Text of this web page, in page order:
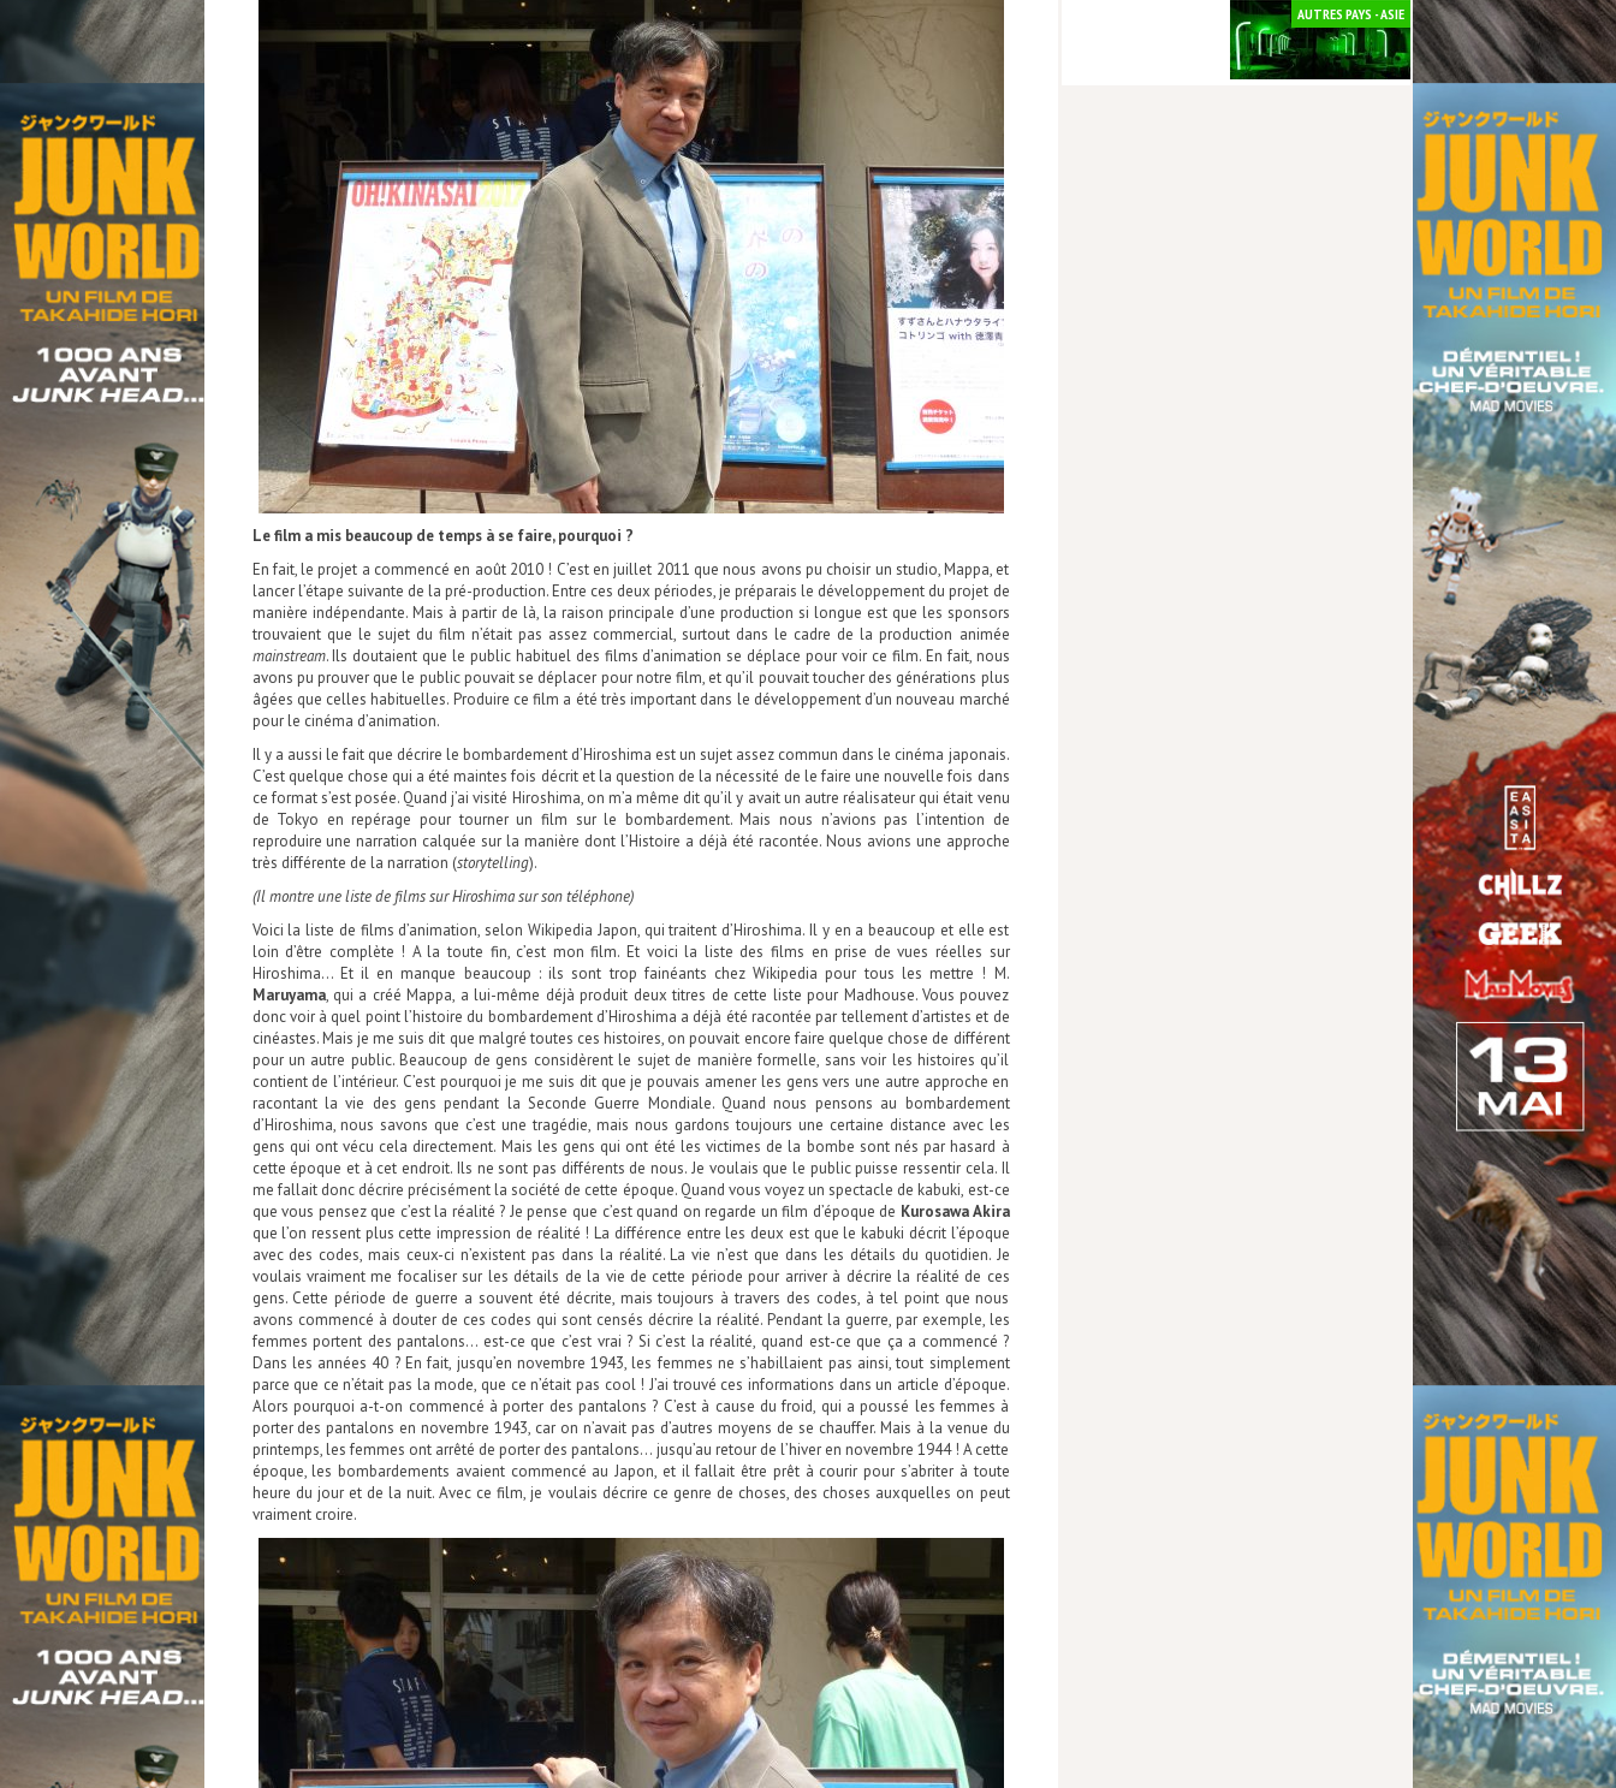
Le film a mis beaucoup de temps à se faire, pourquoi ?
En fait, le projet a commencé en août 2010 ! C’est en juillet 2011 que nous avons pu choisir un studio, Mappa, et
lancer l’étape suivante de la pré-production. Entre ces deux périodes, je préparais le développement du projet de
manière indépendante. Mais à partir de là, la raison principale d’une production si longue est que les sponsors
trouvaient que le sujet du film n’était pas assez commercial, surtout dans le cadre de la production animée
mainstream. Ils doutaient que le public habituel des films d’animation se déplace pour voir ce film. En fait, nous
avons pu prouver que le public pouvait se déplacer pour notre film, et qu’il pouvait toucher des générations plus
âgées que celles habituelles. Produire ce film a été très important dans le développement d’un nouveau marché
pour le cinéma d’animation.
Il y a aussi le fait que décrire le bombardement d’Hiroshima est un sujet assez commun dans le cinéma japonais.
C’est quelque chose qui a été maintes fois décrit et la question de la nécessité de le faire une nouvelle fois dans
ce format s’est posée. Quand j’ai visité Hiroshima, on m’a même dit qu’il y avait un autre réalisateur qui était venu
de Tokyo en repérage pour tourner un film sur le bombardement. Mais nous n’avions pas l’intention de
reproduire une narration calquée sur la manière dont l’Histoire a déjà été racontée. Nous avions une approche
très différente de la narration (storytelling).
(Il montre une liste de films sur Hiroshima sur son téléphone)
Voici la liste de films d’animation, selon Wikipedia Japon, qui traitent d’Hiroshima. Il y en a beaucoup et elle est
loin d’être complète ! A la toute fin, c’est mon film. Et voici la liste des films en prise de vues réelles sur
Hiroshima… Et il en manque beaucoup : ils sont trop fainéants chez Wikipedia pour tous les mettre ! M.
Maruyama, qui a créé Mappa, a lui-même déjà produit deux titres de cette liste pour Madhouse. Vous pouvez
donc voir à quel point l’histoire du bombardement d’Hiroshima a déjà été racontée par tellement d’artistes et de
cinéastes. Mais je me suis dit que malgré toutes ces histoires, on pouvait encore faire quelque chose de différent
pour un autre public. Beaucoup de gens considèrent le sujet de manière formelle, sans voir les histoires qu’il
contient de l’intérieur. C’est pourquoi je me suis dit que je pouvais amener les gens vers une autre approche en
racontant la vie des gens pendant la Seconde Guerre Mondiale. Quand nous pensons au bombardement
d’Hiroshima, nous savons que c’est une tragédie, mais nous gardons toujours une certaine distance avec les
gens qui ont vécu cela directement. Mais les gens qui ont été les victimes de la bombe sont nés par hasard à
cette époque et à cet endroit. Ils ne sont pas différents de nous. Je voulais que le public puisse ressentir cela. Il
me fallait donc décrire précisément la société de cette époque. Quand vous voyez un spectacle de kabuki, est-ce
que vous pensez que c’est la réalité ? Je pense que c’est quand on regarde un film d’époque de Kurosawa Akira
que l’on ressent plus cette impression de réalité ! La différence entre les deux est que le kabuki décrit l’époque
avec des codes, mais ceux-ci n’existent pas dans la réalité. La vie n’est que dans les détails du quotidien. Je
voulais vraiment me focaliser sur les détails de la vie de cette période pour arriver à décrire la réalité de ces
gens. Cette période de guerre a souvent été décrite, mais toujours à travers des codes, à tel point que nous
avons commencé à douter de ces codes qui sont censés décrire la réalité. Pendant la guerre, par exemple, les
femmes portent des pantalons… est-ce que c’est vrai ? Si c’est la réalité, quand est-ce que ça a commencé ?
Dans les années 40 ? En fait, jusqu’en novembre 1943, les femmes ne s’habillaient pas ainsi, tout simplement
parce que ce n’était pas la mode, que ce n’était pas cool ! J’ai trouvé ces informations dans un article d’époque.
Alors pourquoi a-t-on commencé à porter des pantalons ? C’est à cause du froid, qui a poussé les femmes à
porter des pantalons en novembre 1943, car on n’avait pas d’autres moyens de se chauffer. Mais à la venue du
printemps, les femmes ont arrêté de porter des pantalons… jusqu’au retour de l’hiver en novembre 1944 ! A cette
époque, les bombardements avaient commencé au Japon, et il fallait être prêt à courir pour s’abriter à toute
heure du jour et de la nuit. Avec ce film, je voulais décrire ce genre de choses, des choses auxquelles on peut
vraiment croire.
AUTRES PAYS - ASIE